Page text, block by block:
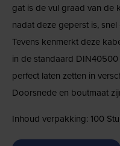
gat is de vul graad van de
nadat deze geperst is,
Tevens kenmerkt deze
in de standaard
perfect laten zetten in
Doorsnede en boutmaat
Inhoud verpakking: 100